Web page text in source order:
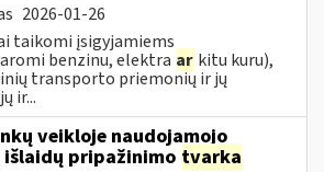
2026-01-26
taikomi įsigyjamiems
benzinu, elektra ar kitu kuru),
transporto priemonių ir jų
ir...
veikloje naudojamojo
pripažinimo tvarka